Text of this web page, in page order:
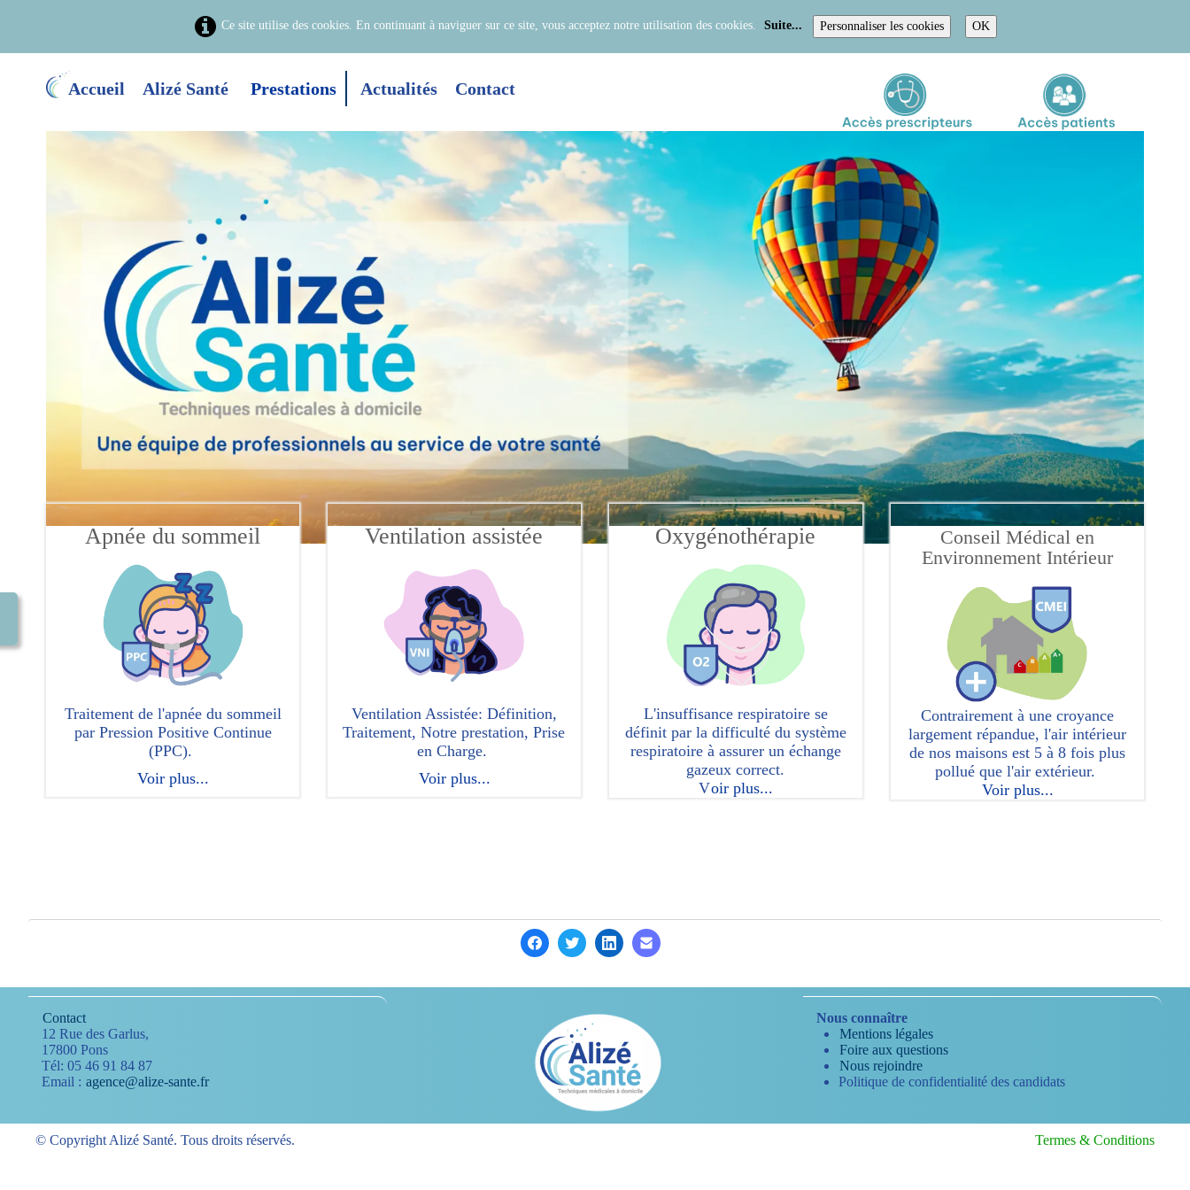
Ce site utilise des cookies. En continuant à naviguer sur ce site, vous acceptez notre utilisation des cookies. Suite... Personnaliser les cookies OK
Accueil Alizé Santé Prestations Actualités Contact
Apnée du sommeil
Traitement de l'apnée du sommeil
par Pression Positive Continue
(PPC).
Voir plus...
Ventilation assistée
Ventilation Assistée: Définition,
Traitement, Notre prestation, Prise
en Charge.
Voir plus...
Oxygénothérapie
L'insuffisance respiratoire se
définit par la difficulté du système
respiratoire à assurer un échange
gazeux correct.
Voir plus...
Conseil Médical en
Environnement Intérieur
Contrairement à une croyance
largement répandue, l'air intérieur
de nos maisons est 5 à 8 fois plus
pollué que l'air extérieur.
Voir plus...
Contact
12 Rue des Garlus,
17800 Pons
Tél: 05 46 91 84 87
Email : agence@alize-sante.fr
Nous connaître
Mentions légales
Foire aux questions
Nous rejoindre
Politique de confidentialité des candidats
© Copyright Alizé Santé. Tous droits réservés. Termes & Conditions